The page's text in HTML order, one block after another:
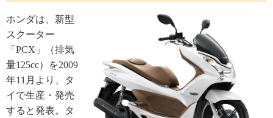
ホンダは、新型
スクーター
「PCX」（排気
量125cc）を2009
年11月より、タ
イで生産・発売
すると発表。タ